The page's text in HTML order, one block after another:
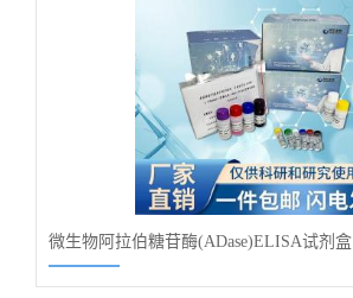
微生物阿拉伯糖苷酶(ADase)ELISA试剂盒